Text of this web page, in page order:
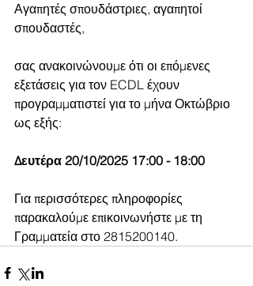
Αγαπητές σπουδάστριες, αγαπητοί
σπουδαστές,
σας ανακοινώνουμε ότι οι επόμενες
εξετάσεις για τον ECDL έχουν
προγραμματιστεί για το μήνα Οκτώβριο
ως εξής:
Δευτέρα 20/10/2025 17:00 - 18:00
Για περισσότερες πληροφορίες
παρακαλούμε επικοινωνήστε με τη
Γραμματεία στο 2815200140.